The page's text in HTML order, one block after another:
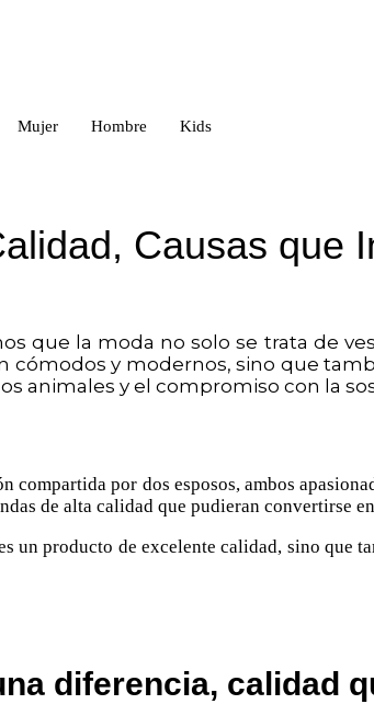
Mujer Hombre Kids
Causas que
que la moda no solo se trata de
cómodos y modernos, sino que
animales y el compromiso con la
compartida por dos esposos, ambos
de alta calidad que pudieran convertirse
un producto de excelente calidad, sino que
diferencia, calidad